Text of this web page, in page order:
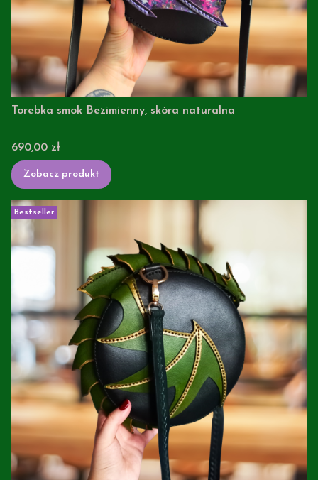
Torebka smok Bezimienny, skóra naturalna
Cena
690,00 zł
Zobacz produkt
Bestseller